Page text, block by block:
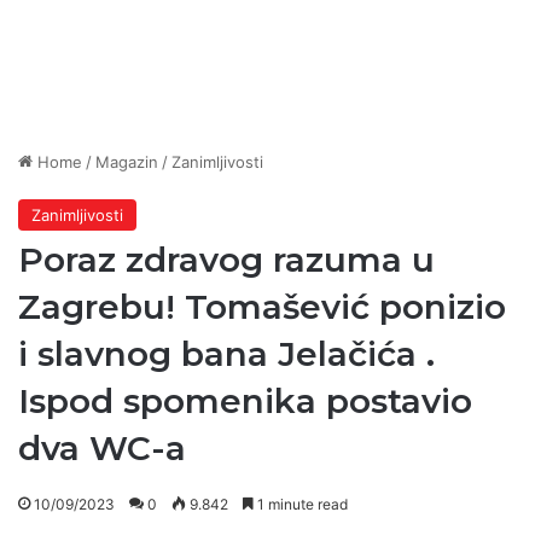
Home / Magazin / Zanimljivosti
Zanimljivosti
Poraz zdravog razuma u
Zagrebu! Tomašević ponizio
i slavnog bana Jelačića .
Ispod spomenika postavio
dva WC-a
10/09/2023 0 9.842 1 minute read